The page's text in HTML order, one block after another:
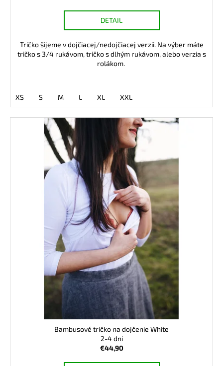
DETAIL
Tričko šijeme v dojčiacej/nedojčiacej verzii. Na výber máte
tričko s 3/4 rukávom, tričko s dlhým rukávom, alebo verzia s
rolákom.
XS S M L XL XXL
Bambusové tričko na dojčenie White
2-4 dni
€44,90